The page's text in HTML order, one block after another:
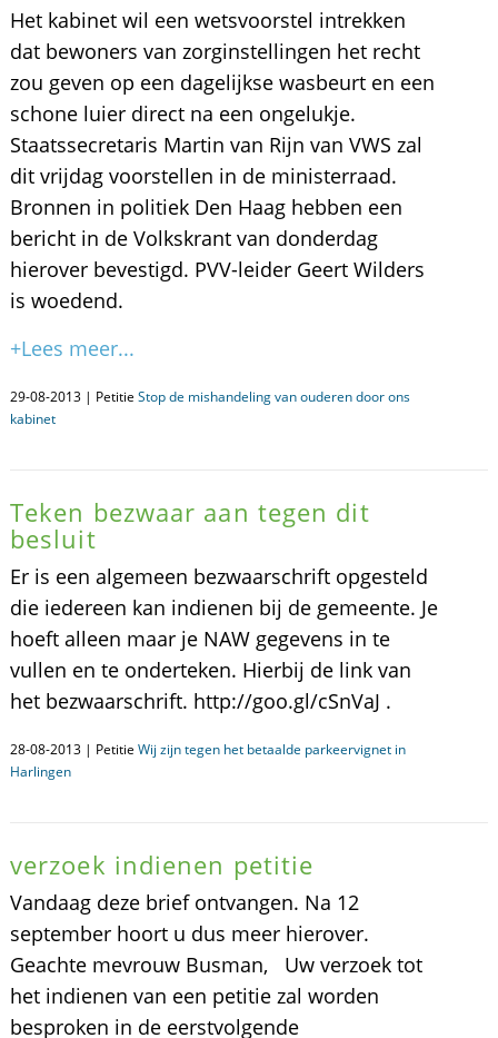
Het kabinet wil een wetsvoorstel intrekken
dat bewoners van zorginstellingen het recht
zou geven op een dagelijkse wasbeurt en een
schone luier direct na een ongelukje.
Staatssecretaris Martin van Rijn van VWS zal
dit vrijdag voorstellen in de ministerraad.
Bronnen in politiek Den Haag hebben een
bericht in de Volkskrant van donderdag
hierover bevestigd. PVV-leider Geert Wilders
is woedend.
+Lees meer...
29-08-2013 | Petitie Stop de mishandeling van ouderen door ons
kabinet
Teken bezwaar aan tegen dit
besluit
Er is een algemeen bezwaarschrift opgesteld
die iedereen kan indienen bij de gemeente. Je
hoeft alleen maar je NAW gegevens in te
vullen en te onderteken. Hierbij de link van
het bezwaarschrift. http://goo.gl/cSnVaJ .
28-08-2013 | Petitie Wij zijn tegen het betaalde parkeervignet in
Harlingen
verzoek indienen petitie
Vandaag deze brief ontvangen. Na 12
september hoort u dus meer hierover.
Geachte mevrouw Busman, Uw verzoek tot
het indienen van een petitie zal worden
besproken in de eerstvolgende